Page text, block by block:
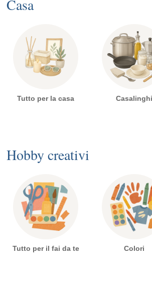
Casa
Tutto per la casa Casalinghi
Hobby creativi
Tutto per il fai da te Colori